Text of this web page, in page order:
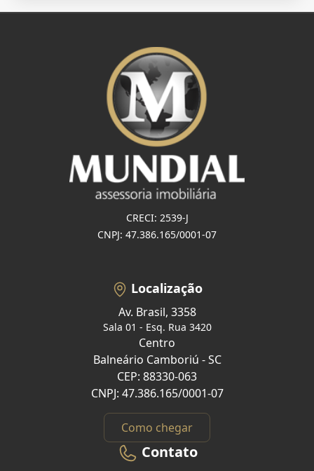
CRECI: 2539-J
CNPJ: 47.386.165/0001-07
Localização
Av. Brasil, 3358
Sala 01 - Esq. Rua 3420
Centro
Balneário Camboriú - SC
CEP: 88330-063
CNPJ: 47.386.165/0001-07
Como chegar
Contato